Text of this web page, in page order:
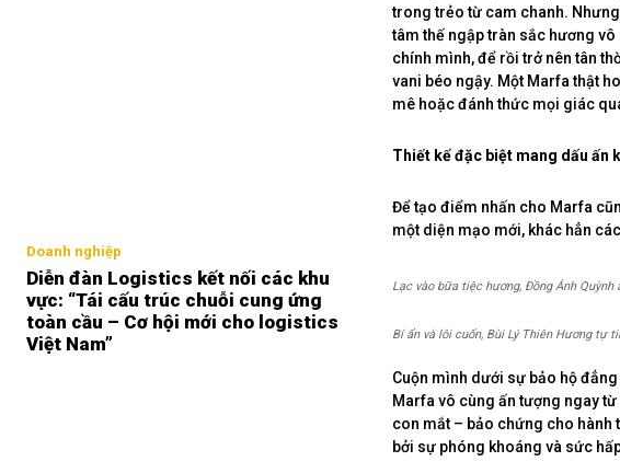
Doanh nghiệp
Diễn đàn Logistics kết nối các khu
vực: “Tái cấu trúc chuỗi cung ứng
toàn cầu – Cơ hội mới cho logistics
Việt Nam”
trong trẻo từ cam chanh.
tâm thế ngập tràn sắc hương
chính mình, để rồi trở nên tân
vani béo ngậy. Một Marfa thật
mê hoặc đánh thức mọi giác
Thiết kế đặc biệt mang dấu ấn
Để tạo điểm nhấn cho Marfa
một diện mạo mới, khác hẳn
Lạc vào bữa tiệc hương, Đồng Ánh
Bí ẩn và lôi cuốn, Bùi Lý Thiên Hương tự
Cuộn mình dưới sự bảo hộ
Marfa vô cùng ấn tượng ngay
con mắt – bảo chứng cho hành
bởi sự phóng khoáng và sức